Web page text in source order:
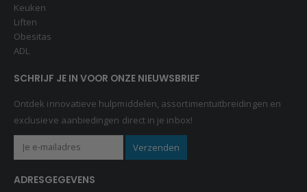
Keuken
Liften
Obesitas
ADL
SCHRIJF JE IN VOOR ONZE NIEUWSBRIEF
Ontdek innovatieve hulpmiddelen, assortimentuitbreidingen en
exclusieve aanbiedingen direct in je inbox!
ADRESGEGEVENS